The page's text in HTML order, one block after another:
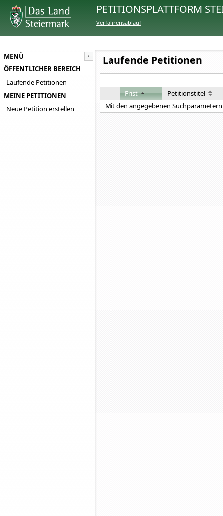
PETITIONSPLATTFORM
Verfahrensablauf
MENÜ
ÖFFENTLICHER BEREICH
Laufende Petitionen
MEINE PETITIONEN
Neue Petition erstellen
Laufende Petitionen
Frist
Petitionstitel
Mit den angegebenen